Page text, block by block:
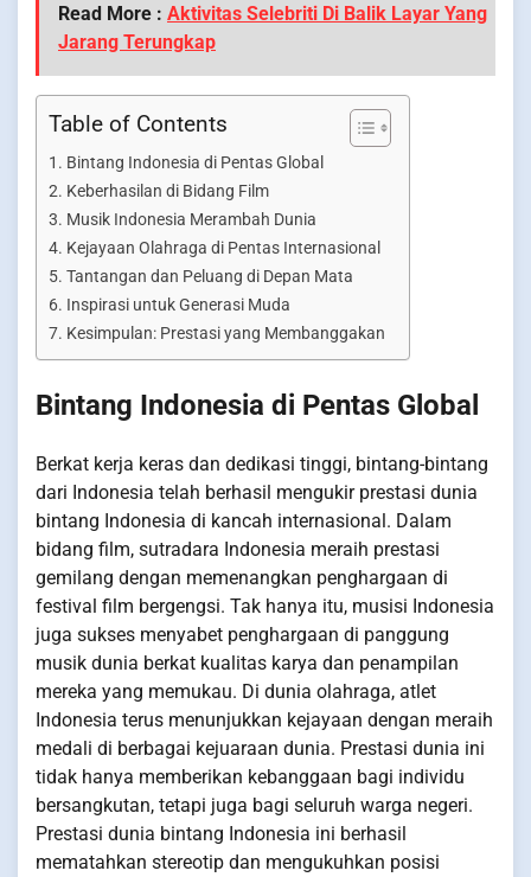
Read More : Aktivitas Selebriti Di Balik Layar Yang
Jarang Terungkap
Table of Contents
Bintang Indonesia di Pentas Global
Keberhasilan di Bidang Film
Musik Indonesia Merambah Dunia
Kejayaan Olahraga di Pentas Internasional
Tantangan dan Peluang di Depan Mata
Inspirasi untuk Generasi Muda
Kesimpulan: Prestasi yang Membanggakan
Bintang Indonesia di Pentas Global
Berkat kerja keras dan dedikasi tinggi, bintang-bintang
dari Indonesia telah berhasil mengukir prestasi dunia
bintang Indonesia di kancah internasional. Dalam
bidang film, sutradara Indonesia meraih prestasi
gemilang dengan memenangkan penghargaan di
festival film bergengsi. Tak hanya itu, musisi Indonesia
juga sukses menyabet penghargaan di panggung
musik dunia berkat kualitas karya dan penampilan
mereka yang memukau. Di dunia olahraga, atlet
Indonesia terus menunjukkan kejayaan dengan meraih
medali di berbagai kejuaraan dunia. Prestasi dunia ini
tidak hanya memberikan kebanggaan bagi individu
bersangkutan, tetapi juga bagi seluruh warga negeri.
Prestasi dunia bintang Indonesia ini berhasil
mematahkan stereotip dan mengukuhkan posisi